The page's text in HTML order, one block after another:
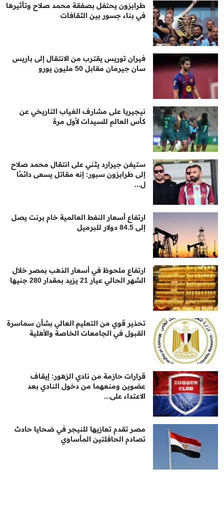
طرابزون يحتفل بصفقة محمد صلاح وتأثيرها
في بناء جسور بين الثقافات
فيران توريس يقترب من الانتقال إلى باريس
سان جيرمان مقابل 50 مليون يورو
نيجيريا على مشارف الغياب التاريخي عن
كأس العالم للسيدات لأول مرة
ستيفن جيرارد يثني على انتقال محمد صلاح
إلى طرابزون سبور: إنه مقاتل يسعى دائمًا
ل...
ارتفاع أسعار النفط العالمية خام برنت يصل
إلى 84.5 دولار للبرميل
ارتفاع ملحوظ في أسعار الذهب بمصر خلال
الشهر الحالي عيار 21 يزيد بمقدار 280 جنيها
تحذير قوي من التعليم العالي بشأن سماسرة
القبول في الجامعات الخاصة والأهلية
قرارات حازمة من نادي الزهور: إيقاف
عضوين ومنعهما من دخول النادي بعد
الاعتداء على...
مصر تقدم تعازيها للنيجر في ضحايا حادث
تصادم الحافلتين المأساوي